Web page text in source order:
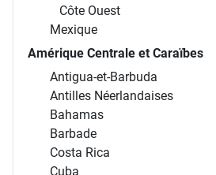
Côte Ouest
Mexique
Amérique Centrale et Caraïbes
Antigua-et-Barbuda
Antilles Néerlandaises
Bahamas
Barbade
Costa Rica
Cuba